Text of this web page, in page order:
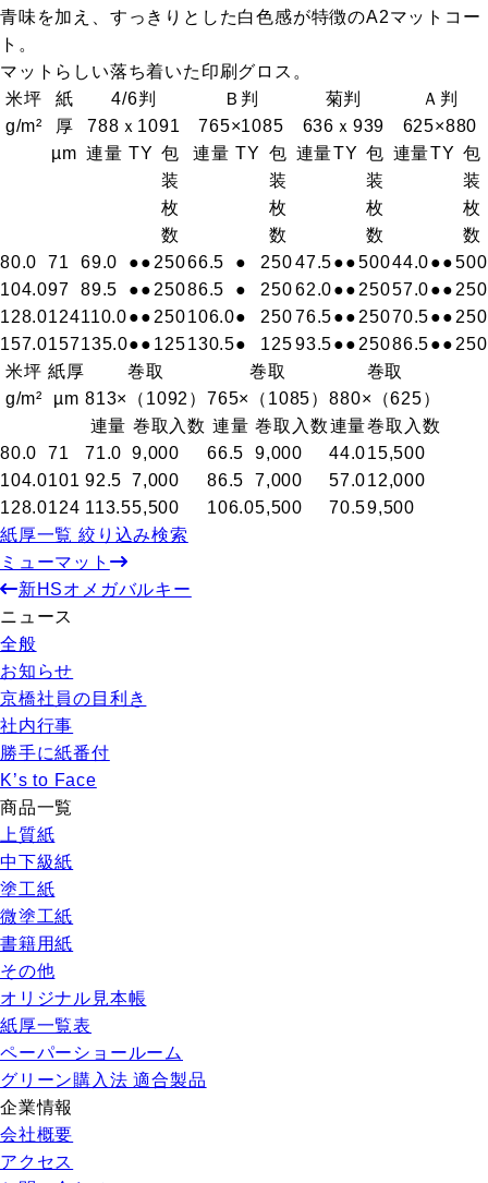
青味を加え、すっきりとした白色感が特徴のA2マットコー
ト。
マットらしい落ち着いた印刷グロス。
米坪
g/m²
紙
厚
µm
4/6判
788ｘ1091
Ｂ判
765×1085
菊判
636ｘ939
Ａ判
625×880
連量 TY 包
装
枚
数
連量 TY 包
装
枚
数
連量TY 包
装
枚
数
連量TY 包
装
枚
数
80.0
71 69.0 ●● 25066.5 ● 25047.5●●50044.0●●500
104.097 89.5 ●● 25086.5 ● 25062.0●● 25057.0●● 250
128.0124110.0●● 250106.0● 25076.5●● 25070.5●● 250
157.0157135.0●● 125130.5● 12593.5●● 25086.5●● 250
米坪
g/m²
紙厚
µm
巻取
813×（1092）
巻取
765×（1085）
巻取
880×（625）
連量 巻取入数 連量 巻取入数連量巻取入数
80.0
71 71.0 9,000 66.5 9,000 44.015,500
104.0101 92.5 7,000 86.5 7,000 57.012,000
128.0124 113.55,500 106.05,500 70.59,500
紙厚一覧 絞り込み検索
ミューマット
新HSオメガバルキー
ニュース
全般
お知らせ
京橋社員の目利き
社内行事
勝手に紙番付
K’s to Face
商品一覧
上質紙
中下級紙
塗工紙
微塗工紙
書籍用紙
その他
オリジナル見本帳
紙厚一覧表
ペーパーショールーム
グリーン購入法 適合製品
企業情報
会社概要
アクセス